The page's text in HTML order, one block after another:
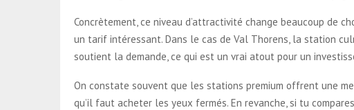
Concrètement, ce niveau d’attractivité change beaucoup de
un tarif intéressant. Dans le cas de Val Thorens, la station
soutient la demande, ce qui est un vrai atout pour un
On constate souvent que les stations premium offrent une
qu’il faut acheter les yeux fermés. En revanche, si tu